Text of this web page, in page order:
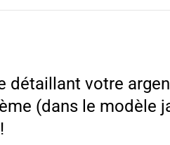
détaillant votre
(dans le modèle